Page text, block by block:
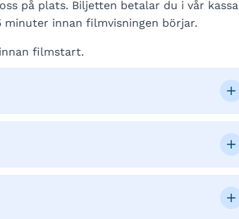
på plats. Biljetten betalar du i vår kassa
minuter innan filmvisningen börjar.
filmstart.